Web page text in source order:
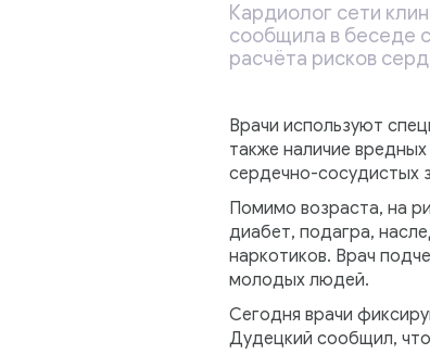
Кардиолог сети
сообщила в беседе
расчёта рисков
Врачи используют
также наличие
сердечно-сосудистых
Помимо возраста, на
диабет, подагра,
наркотиков. Врач
молодых людей.
Сегодня врачи
Дудецкий сообщил,